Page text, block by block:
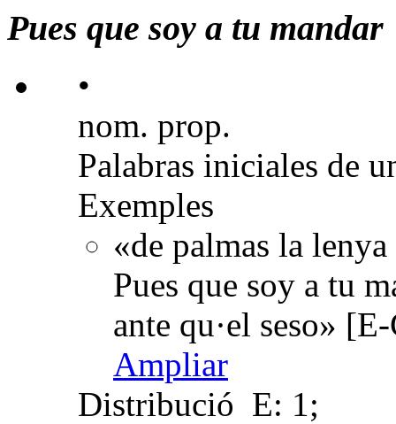
Pues que soy a tu mandar
•
nom. prop.
Palabras iniciales de
Exemples
«de palmas la
Pues que soy a tu
ante qu·el seso»
Ampliar
Distribució E: 1;